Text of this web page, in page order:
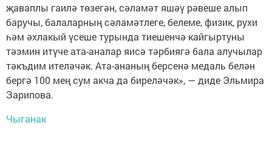
җаваплы гаилә төзегән, сәламәт яшәү рәвеше алып
баручы, балаларның сәламәтлеге, белеме, физик, рухи
һәм әхлакый үсеше турында тиешенчә кайгыртуны
тәэмин итүче ата-аналар яисә тәрбиягә бала алучылар
тәкъдим ителәчәк. Ата-ананың берсенә медаль белән
бергә 100 мең сум акча да биреләчәк», — диде Эльмира
Зарипова.
Чыганак